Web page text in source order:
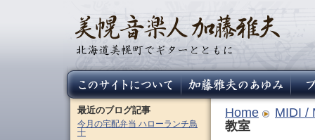
Home
MIDI /
教室
最近のブログ記事
今月の宅配弁当 ハローランチ鳥
十